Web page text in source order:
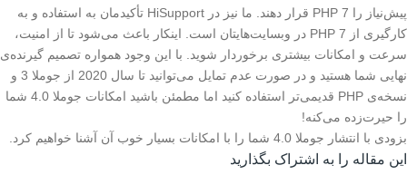
پیش‌نیاز را PHP 7 قرار دهند. ما نیز در HiSupport تأکیدمان به استفاده و به
کارگیری از PHP 7 در وبسایت‌هایتان است. اینکار باعث می‌شود تا از امنیت،
سرعت و امکانات بیشتری برخوردار شوید. با این وجود همواره تصمیم گیرنده‌ی
نهایی شما هستید و در صورت عدم تمایل می‌توانید تا سال 2020 از جوملا 3 و
نسخه‌ی PHP قدیمی‌تر استفاده کنید اما مطمئن باشید امکانات جوملا 4.0 شما
را حیرت‌زده می‌کنه!
بزودی با انتشار جوملا 4.0 شما را با امکانات بسیار خوب آن آشنا خواهیم کرد.
این مقاله را به اشتراک بگذارید